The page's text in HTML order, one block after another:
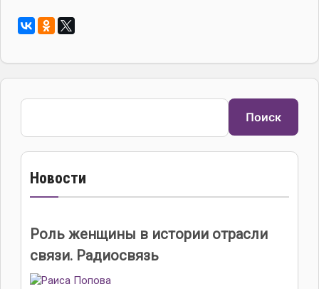
Поиск
Поиск
Новости
Роль женщины в истории отрасли
связи. Радиосвязь